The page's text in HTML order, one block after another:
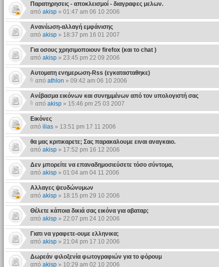
Παρατηρησεις - αποκλεισμοί - διαγραφες μελων.
από akisp» 01:47 am 06 10 2006
Ανανέωση-αλλαγή εμφάνισης
από akisp» 18:37 pm 16 01 2007
Για οσους χρησιμοποιουν firefox (και το chat )
από akisp» 23:45 pm 22 09 2006
Αυτοματη ενημερωση-Rss (εγκατασταθηκε)
από athlon » 09:42 am 06 10 2006
Ανέβασμα εικόνων και συνημμένων από τον υπολογιστή σας
από akisp» 15:46 pm 25 03 2007
Eικόνες
από ilias» 13:51 pm 17 11 2006
θα μας κριτικαρετε; Σας παρακαλουμε ειναι αναγκαιο.
από akisp» 17:52 pm 16 12 2006
Δεν μπορείτε να επαναδημοσιεύσετε τόσο σύντομα,
από akisp» 01:04 am 04 11 2006
Αλλαγες ψευδώνυμων
από akisp» 18:15 pm 29 10 2006
Θέλετε κάποια δικιά σας εικόνα για αβαταρ;
από akisp» 22:07 pm 24 10 2006
Γιατι να γραφετε-ουμε ελληνικα;
από akisp» 21:04 pm 17 10 2006
Δωρεάν φιλοξενία φωτογραφιών για το φόρουμ
από akisp» 10:29 am 02 10 2006